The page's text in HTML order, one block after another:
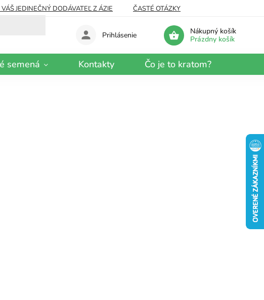
JEDINEČNÝ DODÁVATEĽ Z ÁZIE
ČASTÉ OTÁZKY
Nákupný košík
Prázdny košík
Prihlásenie
semená Kontakty Čo je to kratom?